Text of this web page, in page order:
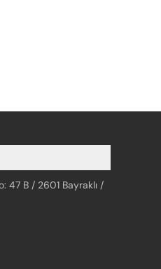
47 B / 2601 Bayraklı /